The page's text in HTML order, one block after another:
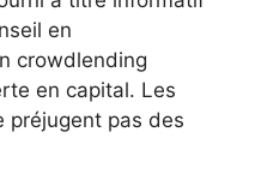
en
crowdlending
en capital. Les
préjugent pas des